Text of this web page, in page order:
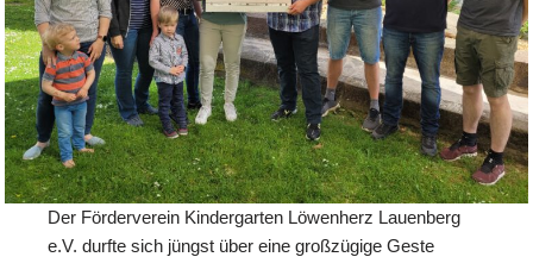
Der Förderverein Kindergarten Löwenherz Lauenberg
e.V. durfte sich jüngst über eine großzügige Geste